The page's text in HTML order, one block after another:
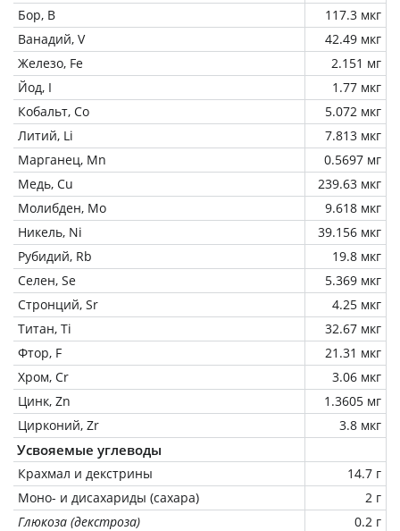
Бор, B
117.3 мкг
Ванадий, V
42.49 мкг
Железо, Fe
2.151 мг
Йод, I
1.77 мкг
Кобальт, Co
5.072 мкг
Литий, Li
7.813 мкг
Марганец, Mn
0.5697 мг
Медь, Cu
239.63 мкг
Молибден, Mo
9.618 мкг
Никель, Ni
39.156 мкг
Рубидий, Rb
19.8 мкг
Селен, Se
5.369 мкг
Стронций, Sr
4.25 мкг
Титан, Ti
32.67 мкг
Фтор, F
21.31 мкг
Хром, Cr
3.06 мкг
Цинк, Zn
1.3605 мг
Цирконий, Zr
3.8 мкг
Усвояемые углеводы
Крахмал и декстрины
14.7 г
Моно- и дисахариды (сахара)
2 г
Глюкоза (декстроза)
0.2 г